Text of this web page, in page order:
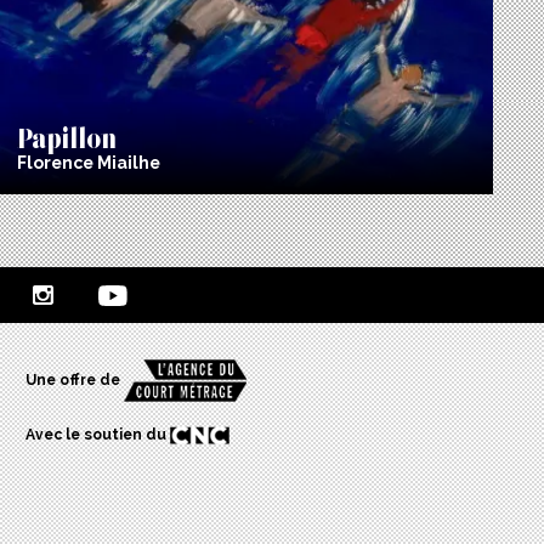
Papillon
Florence Miailhe
Une offre de
Avec le soutien du